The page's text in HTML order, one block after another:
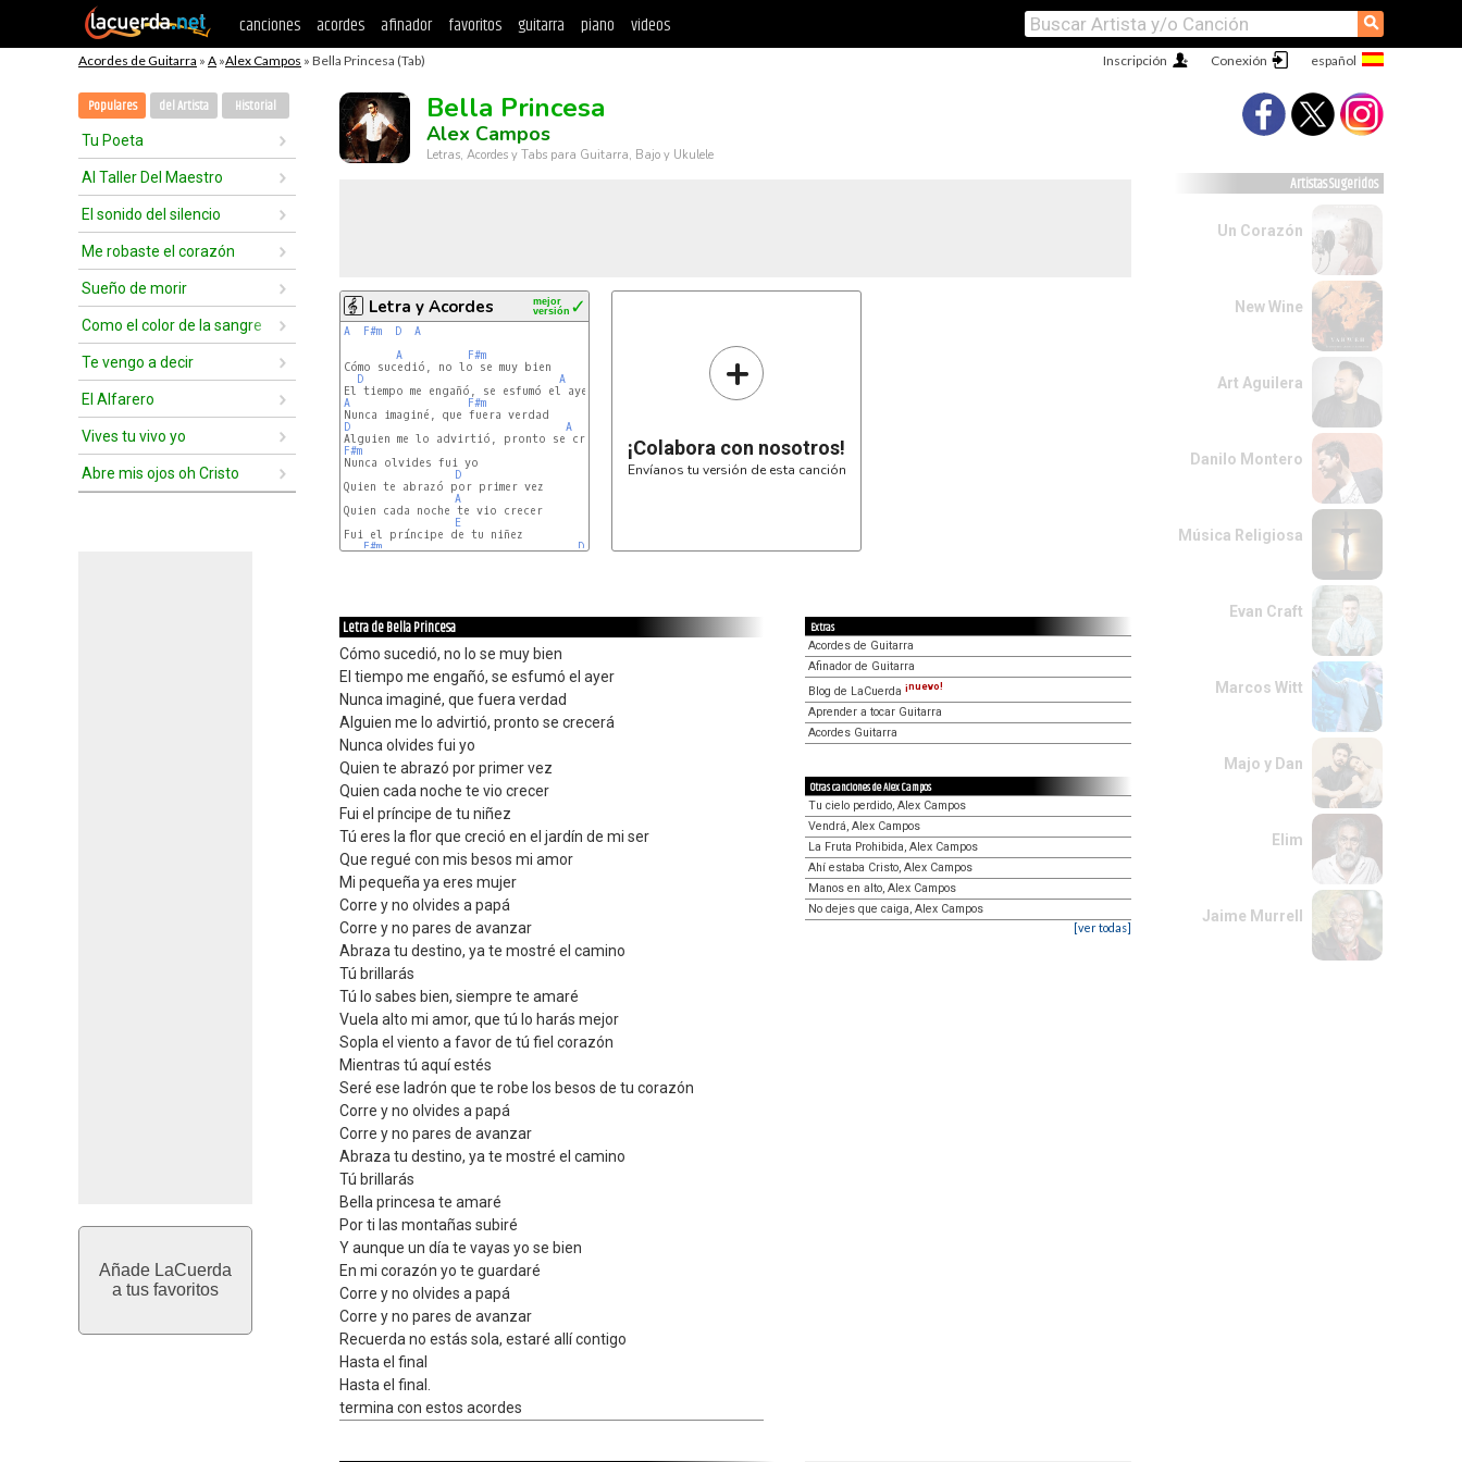
canciones acordes afinador favoritos guitarra piano videos ⚲
Acordes de Guitarra » A »Alex Campos » Bella Princesa (Tab) Conexión
Inscripción
Populares del Artista Historial
Tu Poeta
Al Taller Del Maestro
El sonido del silencio
Me robaste el corazón
Sueño de morir
Como el color de la sangre
Te vengo a decir
El Alfarero
Vives tu vivo yo
Abre mis ojos oh Cristo
Añade LaCuerda
a tus favoritos
Bella Princesa
Alex Campos
Letras, Acordes y Tabs para Guitarra, Bajo y Ukulele
Letra y Acordes ✓
mejor
versión
A F#m D
A
A
F#m
Cómo sucedió, no lo se muy bien
D
A
A
F#m
D
A
F#m
D
Quien te abrazó por primer vez
A
Quien cada noche te vio crecer
E
Fui el príncipe de tu niñez
F#m
D
+
¡Colabora con nosotros!
Envíanos tu versión de esta canción
Letra de Bella Princesa
Cómo sucedió, no lo se muy bien
El tiempo me engañó, se esfumó el ayer
Nunca imaginé, que fuera verdad
Alguien me lo advirtió, pronto se crecerá
Nunca olvides fui yo
Quien te abrazó por primer vez
Quien cada noche te vio crecer
Fui el príncipe de tu niñez
Tú eres la flor que creció en el jardín de mi ser
Que regué con mis besos mi amor
Mi pequeña ya eres mujer
Corre y no olvides a papá
Corre y no pares de avanzar
Abraza tu destino, ya te mostré el camino
Tú brillarás
Tú lo sabes bien, siempre te amaré
Vuela alto mi amor, que tú lo harás mejor
Sopla el viento a favor de tú fiel corazón
Mientras tú aquí estés
Seré ese ladrón que te robe los besos de tu corazón
Corre y no olvides a papá
Corre y no pares de avanzar
Abraza tu destino, ya te mostré el camino
Tú brillarás
Bella princesa te amaré
Por ti las montañas subiré
Y aunque un día te vayas yo se bien
En mi corazón yo te guardaré
Corre y no olvides a papá
Corre y no pares de avanzar
Recuerda no estás sola, estaré allí contigo
Hasta el final
Hasta el final.
termina con estos acordes
Extras
Acordes de Guitarra
Afinador de Guitarra
Blog de LaCuerda ¡nuevo!
Aprender a tocar Guitarra
Acordes Guitarra
Otras canciones de Alex Campos
Tu cielo perdido, Alex Campos
Vendrá, Alex Campos
La Fruta Prohibida, Alex Campos
Ahí estaba Cristo, Alex Campos
Manos en alto, Alex Campos
No dejes que caiga, Alex Campos
[ver todas]
Artistas Sugeridos
Un Corazón
New Wine
Art Aguilera
Danilo Montero
Música Religiosa
Evan Craft
Marcos Witt
Majo y Dan
Elim
Jaime Murrell